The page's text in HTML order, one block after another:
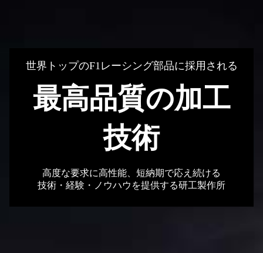
世界トップのF1レーシング部品に採用される
最高品質の加工
技術
高度な要求に高性能、短納期で応え続ける
技術・経験・ノウハウを提供する研工製作所